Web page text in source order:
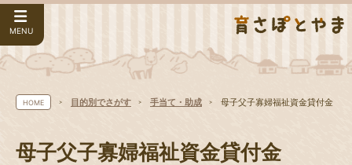
MENU
HOME 目的別でさがす 手当て・助成 母子父子寡婦福祉資金貸付金
母子父子寡婦福祉資金貸付金